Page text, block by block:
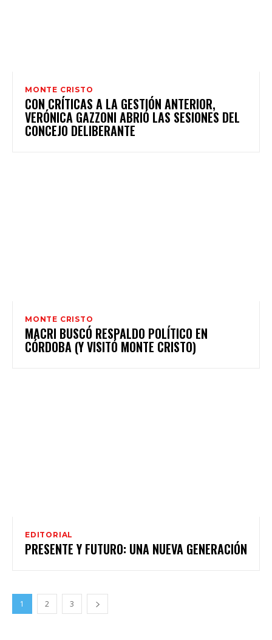
MONTE CRISTO
CON CRÍTICAS A LA GESTIÓN ANTERIOR,
VERÓNICA GAZZONI ABRIÓ LAS SESIONES DEL
CONCEJO DELIBERANTE
MONTE CRISTO
MACRI BUSCÓ RESPALDO POLÍTICO EN
CÓRDOBA (Y VISITÓ MONTE CRISTO)
EDITORIAL
PRESENTE Y FUTURO: UNA NUEVA GENERACIÓN
1 2 3